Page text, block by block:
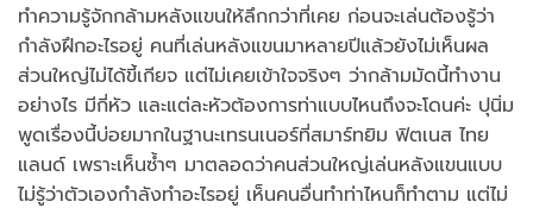
ทำความรู้จักกล้ามหลังแขนให้ลึกกว่าที่เคย ก่อนจะเล่นต้องรู้ว่า
กำลังฝึกอะไรอยู่ คนที่เล่นหลังแขนมาหลายปีแล้วยังไม่เห็นผล
ส่วนใหญ่ไม่ได้ขี้เกียจ แต่ไม่เคยเข้าใจจริงๆ ว่ากล้ามมัดนี้ทำงาน
อย่างไร มีกี่หัว และแต่ละหัวต้องการท่าแบบไหนถึงจะโดนค่ะ ปุนิ่ม
พูดเรื่องนี้บ่อยมากในฐานะเทรนเนอร์ที่สมาร์ทยิม ฟิตเนส ไทย
แลนด์ เพราะเห็นซ้ำๆ มาตลอดว่าคนส่วนใหญ่เล่นหลังแขนแบบ
ไม่รู้ว่าตัวเองกำลังทำอะไรอยู่ เห็นคนอื่นทำท่าไหนก็ทำตาม แต่ไม่